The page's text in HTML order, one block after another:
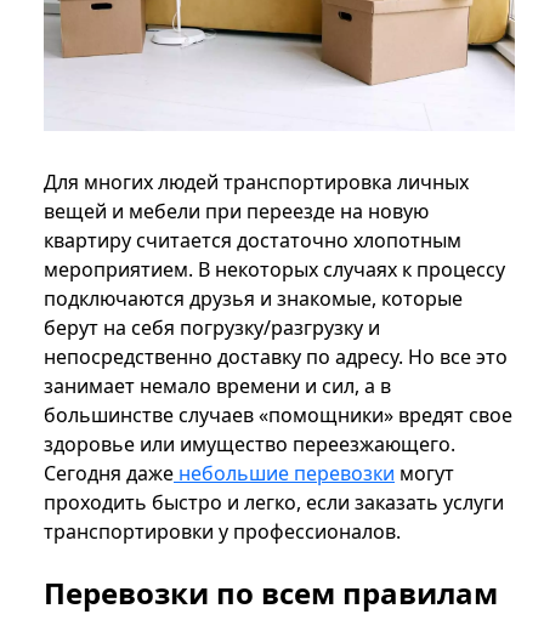
Для многих людей транспортировка личных
вещей и мебели при переезде на новую
квартиру считается достаточно хлопотным
мероприятием. В некоторых случаях к процессу
подключаются друзья и знакомые, которые
берут на себя погрузку/разгрузку и
непосредственно доставку по адресу. Но все это
занимает немало времени и сил, а в
большинстве случаев «помощники» вредят свое
здоровье или имущество переезжающего.
Сегодня даже небольшие перевозки могут
проходить быстро и легко, если заказать услуги
транспортировки у профессионалов.
Перевозки по всем правилам